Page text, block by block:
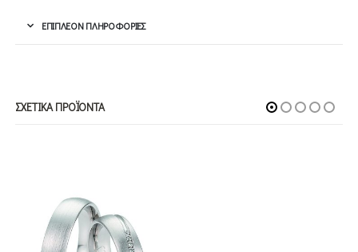
ΕΠΙΠΛΈΟΝ ΠΛΗΡΟΦΟΡΊΕΣ
ΣΧΕΤΙΚΆ ΠΡΟΪΌΝΤΑ